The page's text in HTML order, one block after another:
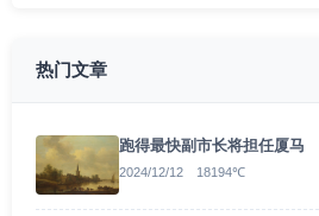
热门文章
跑得最快副市长将担任厦马
2024/12/12 18194℃